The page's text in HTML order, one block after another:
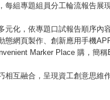
每組專題組員分工輪流報告
元化，依專題口試報告順序
態網頁製作、創新應用手機
Marker Place 購，簡
相互融合，呈現資工創意思